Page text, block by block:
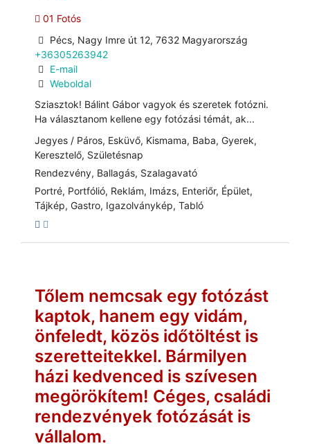
01 Fotós
Pécs, Nagy Imre út 12, 7632 Magyarország
+36305263942
E-mail
Weboldal
Sziasztok! Bálint Gábor vagyok és szeretek fotózni.
Ha választanom kellene egy fotózási témát, ak...
Jegyes / Páros, Esküvő, Kismama, Baba, Gyerek,
Keresztelő, Születésnap
Rendezvény, Ballagás, Szalagavató
Portré, Portfólió, Reklám, Imázs, Enteriőr, Épület,
Tájkép, Gastro, Igazolványkép, Tabló
Tőlem nemcsak egy fotózást
kaptok, hanem egy vidám,
önfeledt, közös időtöltést is
szeretteitekkel. Bármilyen
házi kedvenced is szívesen
megörökítem! Céges, családi
rendezvények fotózását is
vállalom.